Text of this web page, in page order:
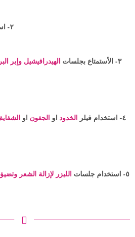
٢- استخدام كريمات لتنعيم البشرة
٣- الأستمتاع بجلسات الهيدرافيشيل وإبر
٤- استخدام فيلر الخدود او الجفون او
٥- استخدام جلسات الليزر لإزالة الشعر